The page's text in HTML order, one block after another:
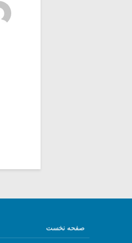
صفحه نخست